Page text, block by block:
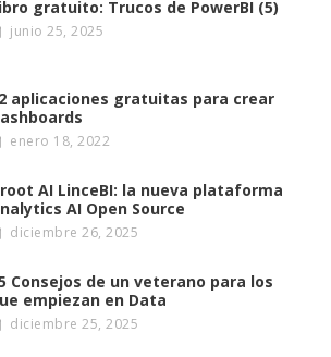
gratuito: Trucos de PowerBI (5)
junio 25, 2025
aplicaciones gratuitas para crear
enero 18, 2022
AI LinceBI: la nueva plataforma
AI Open Source
diciembre 26, 2025
Consejos de un veterano para los
empiezan en Data
diciembre 25, 2025